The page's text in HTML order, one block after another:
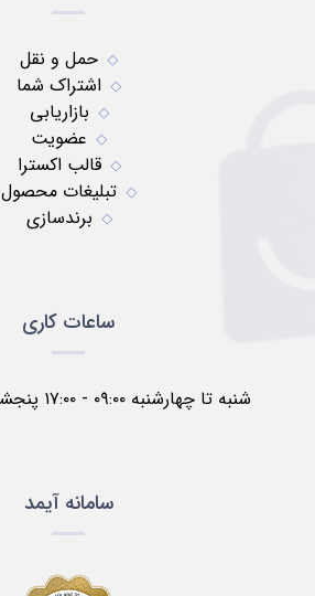
حمل و نقل
اشتراک شما
بازاریابی
عضویت
قالب اکسترا
تبلیغات محصول
برندسازی
ساعات کاری
شنبه تا چهارشنبه ۰۹:۰۰ - ۱۷:۰۰ پنجشنبه ۰۹:۰۰ تا ۱۳:۰۰
سامانه آیمد